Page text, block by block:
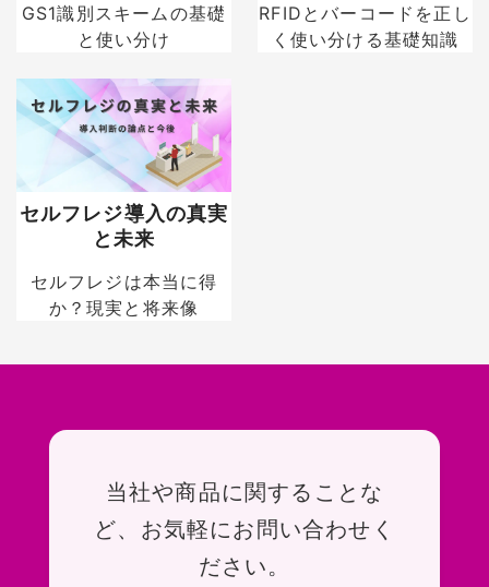
GS1識別スキームの基礎
と使い分け
RFIDとバーコードを正し
く使い分ける基礎知識
セルフレジ導入の真実
と未来
セルフレジは本当に得
か？現実と将来像
お問い合わせ
当社や商品に関することな
ど、お気軽にお問い合わせく
ださい。